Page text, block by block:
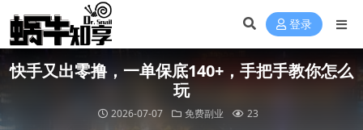
登录
快手又出零撸，一单保底140+，手把手教你怎么
玩
2026-07-07 免费副业 23